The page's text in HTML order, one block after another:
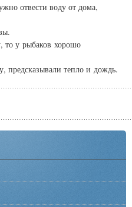
отвести воду от дома,
то у рыбаков хорошо
предсказывали тепло и дождь.